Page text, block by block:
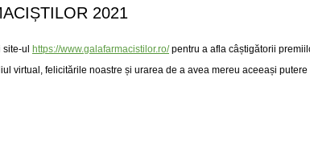
2021
ul
https://www.galafarmacistilor.ro/pentru a afla câștigătorii
virtual, felicitările noastre și urarea de a avea mereu aceeași